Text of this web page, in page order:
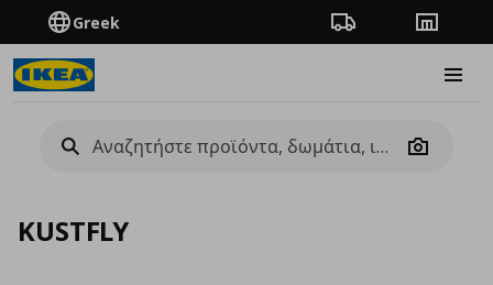
Greek Πορεία παραγγελίας
Camera
KUSTFLY